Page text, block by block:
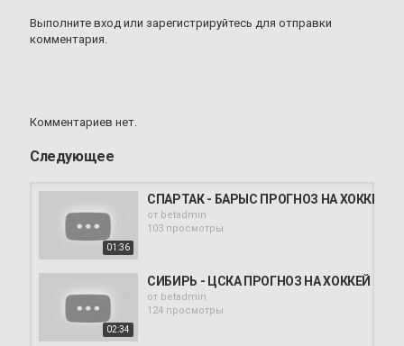
Выполните вход или зарегистрируйтесь для отправки
комментария.
Комментариев нет.
Следующее
01:36
СПАРТАК - БАРЫС ПРОГНОЗ НА ХОККЕЙ
от betadmin
103 просмотры
02:34
СИБИРЬ - ЦСКА ПРОГНОЗ НА ХОККЕЙ КХЛ
от betadmin
124 просмотры